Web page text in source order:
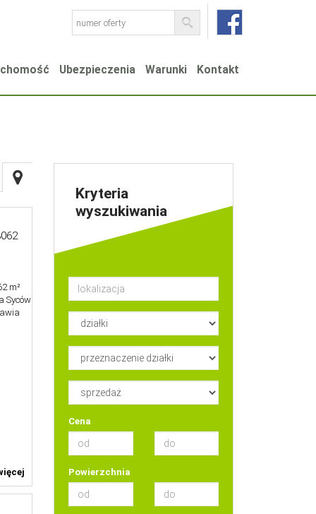
Ubezpieczenia Warunki Kontakt
m²
Syców
Kryteria
wyszukiwania
Cena
Powierzchnia